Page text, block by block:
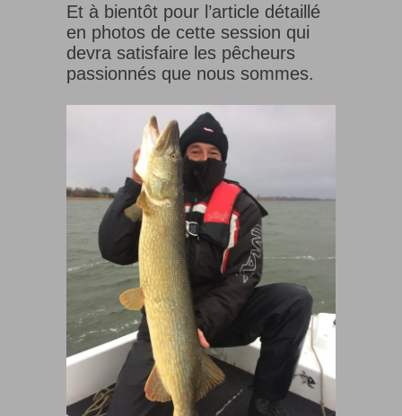
Et à bientôt pour l’article détaillé
en photos de cette session qui
devra satisfaire les pêcheurs
passionnés que nous sommes.